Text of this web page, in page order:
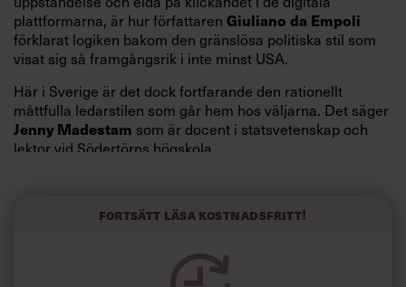
plattformarna, är hur författaren Giuliano da Empoli
förklarat logiken bakom den gränslösa politiska stil som
visat sig så framgångsrik i inte minst USA.
Här i Sverige är det dock fortfarande den rationellt
måttfulla ledarstilen som går hem hos väljarna. Det säger
Jenny Madestam som är docent i statsvetenskap och
lektor vid Södertörns högskola.
kompetenta och stå med båda fötterna på jorden. Hellre
spelevink i högklackat, är hur jag brukar sammanfatta de
önskningar som svenskarna för fram i undersökningar.”
Fortsätt läsa kostnadsfritt!